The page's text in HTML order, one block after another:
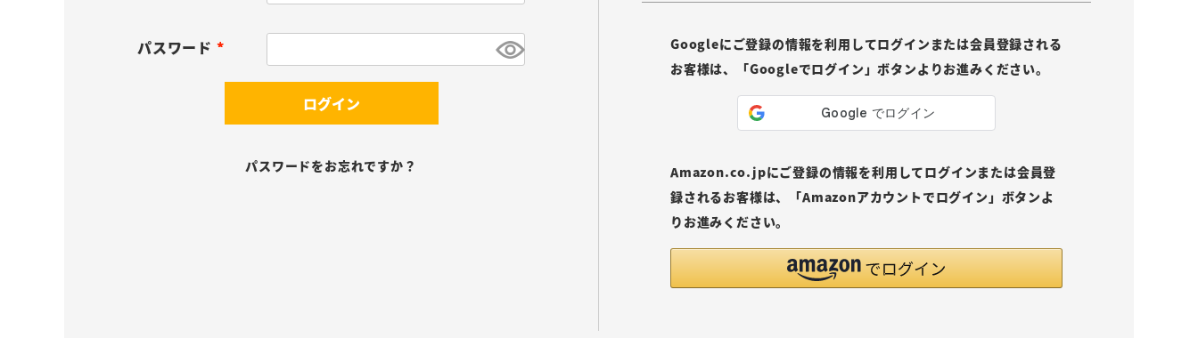
パスワード
ログイン
パスワードをお忘れですか？
Googleにご登録の情報を利用してログインまたは会員登録される
お客様は、「Googleでログイン」ボタンよりお進みください。
Amazon.co.jpにご登録の情報を利用してログインまたは会員登
録されるお客様は、「Amazonアカウントでログイン」ボタンよ
りお進みください。